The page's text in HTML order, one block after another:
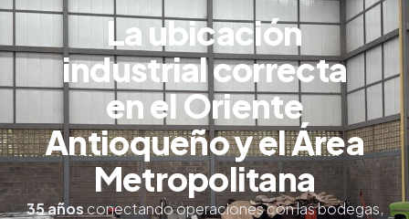
La ubicación
industrial correcta
en el Oriente
Antioqueño y el Área
Metropolitana
35 añosconectando operaciones con las bodegas,